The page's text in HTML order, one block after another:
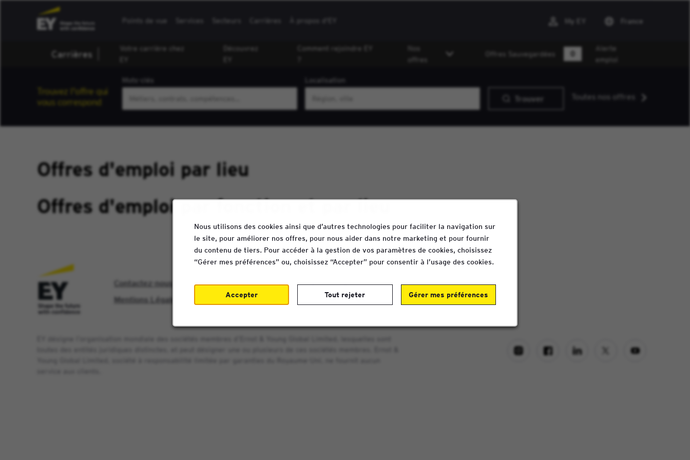
Nous utilisons des cookies ainsi que d’autres technologies pour faciliter la navigation sur
le site, pour améliorer nos offres, pour nous aider dans notre marketing et pour fournir
du contenu de tiers. Pour accéder à la gestion de vos paramètres de cookies, choisissez
“Gérer mes préférences” ou, choisissez “Accepter” pour consentir à l’usage des cookies.
Accepter Tout rejeter Gérer mes préférences
Points de vue Services Secteurs Carrières My EY France
Carrières
Votre carrière chez
Comment rejoindre EY
offres
Offres Sauvegardées
Alerte
emploi
Trouvez l'offre qui
vous correspond
Localisation
Trouver Toutes nos offres
Offres d'emploi par lieu
Offres d'emploi par fonction et par lieu
Contactez-nous Nos bureaux EY client portal
Plan du site
Mentions Légales - Confidentialité - Ethique
Gestion des cookies